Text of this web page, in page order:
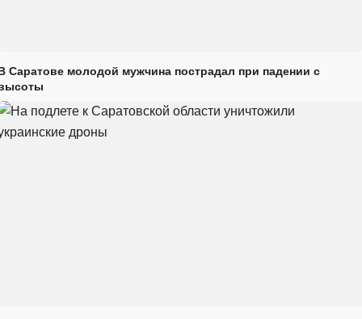
Саратове молодой мужчина пострадал при падении с